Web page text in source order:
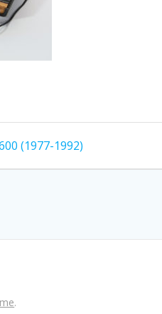
(1977-1992)
.